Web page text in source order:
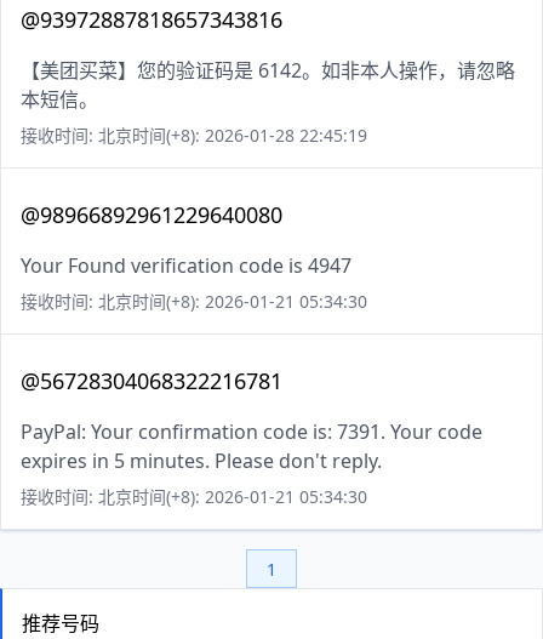
@93972887818657343816
【美团买菜】您的验证码是 6142。如非本人操作，请忽略
本短信。
接收时间: 北京时间(+8): 2026-01-28 22:45:19
@98966892961229640080
Your Found verification code is 4947
接收时间: 北京时间(+8): 2026-01-21 05:34:30
@56728304068322216781
PayPal: Your confirmation code is: 7391. Your code
expires in 5 minutes. Please don't reply.
接收时间: 北京时间(+8): 2026-01-21 05:34:30
1
推荐号码